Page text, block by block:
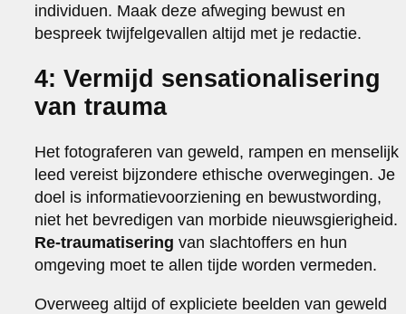
individuen. Maak deze afweging bewust en
bespreek twijfelgevallen altijd met je redactie.
4: Vermijd sensationalisering
van trauma
Het fotograferen van geweld, rampen en menselijk
leed vereist bijzondere ethische overwegingen. Je
doel is informatievoorziening en bewustwording,
niet het bevredigen van morbide nieuwsgierigheid.
Re-traumatisering van slachtoffers en hun
omgeving moet te allen tijde worden vermeden.
Overweeg altijd of expliciete beelden van geweld